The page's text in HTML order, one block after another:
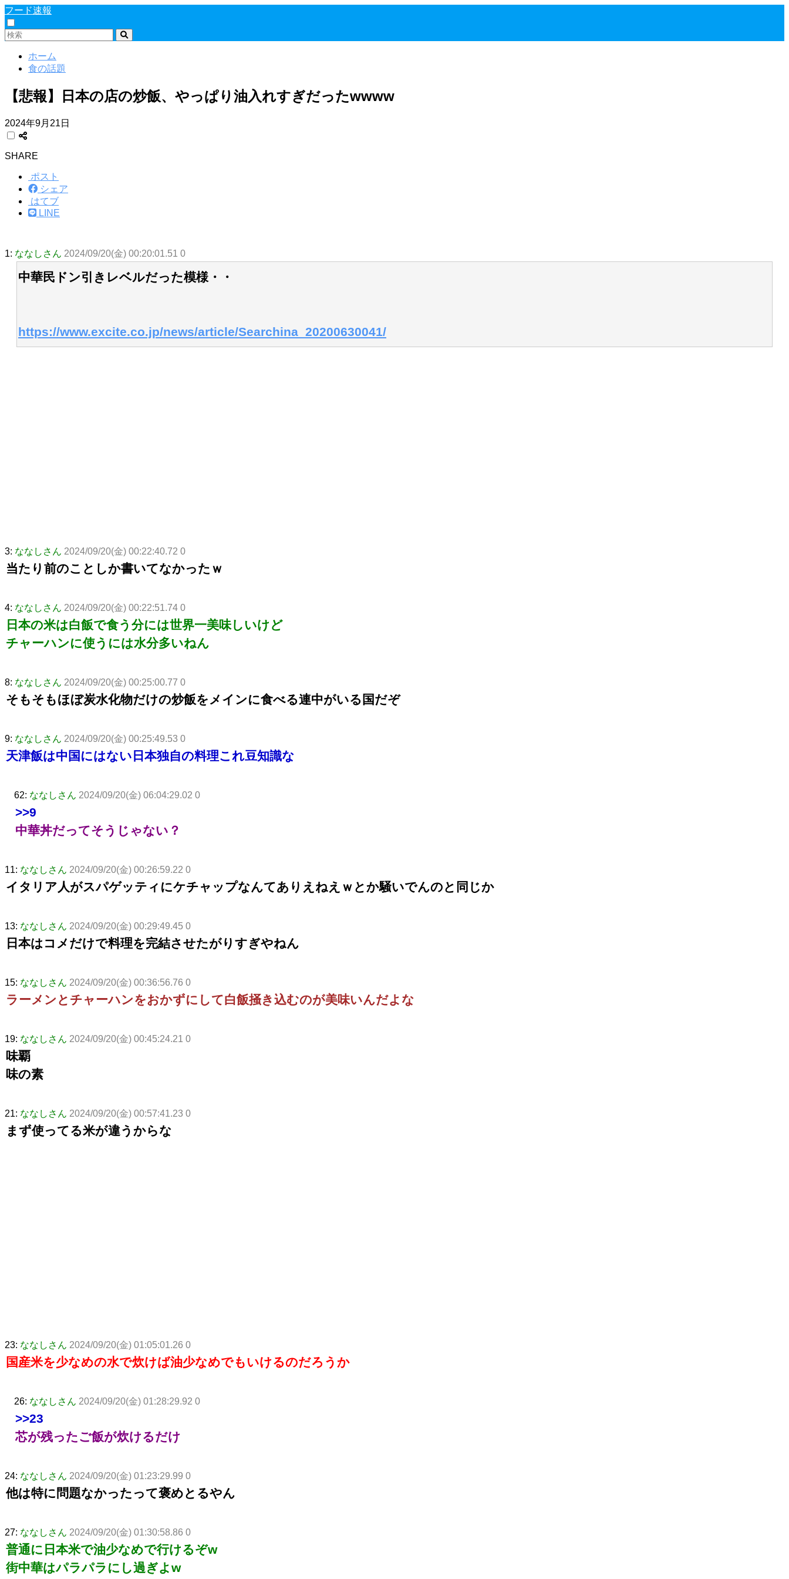
フード速報
ホーム
食の話題
【悲報】日本の店の炒飯、やっぱり油入れすぎだったwwww
2024年9月21日
SHARE
ポスト
シェア
はてブ
LINE
1: ななしさん 2024/09/20(金) 00:20:01.51 0
中華民ドン引きレベルだった模様・・
https://www.excite.co.jp/news/article/Searchina_20200630041/
3: ななしさん 2024/09/20(金) 00:22:40.72 0
当たり前のことしか書いてなかったｗ
4: ななしさん 2024/09/20(金) 00:22:51.74 0
日本の米は白飯で食う分には世界一美味しいけど
チャーハンに使うには水分多いねん
8: ななしさん 2024/09/20(金) 00:25:00.77 0
そもそもほぼ炭水化物だけの炒飯をメインに食べる連中がいる国だぞ
9: ななしさん 2024/09/20(金) 00:25:49.53 0
天津飯は中国にはない日本独自の料理これ豆知識な
62: ななしさん 2024/09/20(金) 06:04:29.02 0
>>9
中華丼だってそうじゃない？
11: ななしさん 2024/09/20(金) 00:26:59.22 0
イタリア人がスパゲッティにケチャップなんてありえねえｗとか騒いでんのと同じか
13: ななしさん 2024/09/20(金) 00:29:49.45 0
日本はコメだけで料理を完結させたがりすぎやねん
15: ななしさん 2024/09/20(金) 00:36:56.76 0
ラーメンとチャーハンをおかずにして白飯掻き込むのが美味いんだよな
19: ななしさん 2024/09/20(金) 00:45:24.21 0
味覇
味の素
21: ななしさん 2024/09/20(金) 00:57:41.23 0
まず使ってる米が違うからな
23: ななしさん 2024/09/20(金) 01:05:01.26 0
国産米を少なめの水で炊けば油少なめでもいけるのだろうか
26: ななしさん 2024/09/20(金) 01:28:29.92 0
>>23
芯が残ったご飯が炊けるだけ
24: ななしさん 2024/09/20(金) 01:23:29.99 0
他は特に問題なかったって褒めとるやん
27: ななしさん 2024/09/20(金) 01:30:58.86 0
普通に日本米で油少なめで行けるぞw
街中華はパラパラにし過ぎよw